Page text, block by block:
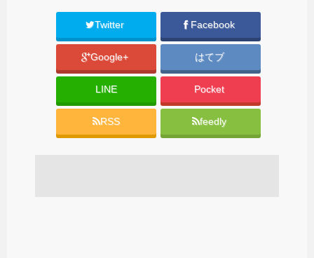
Twitter Facebook
Google+ はてブ
LINE Pocket
RSS feedly